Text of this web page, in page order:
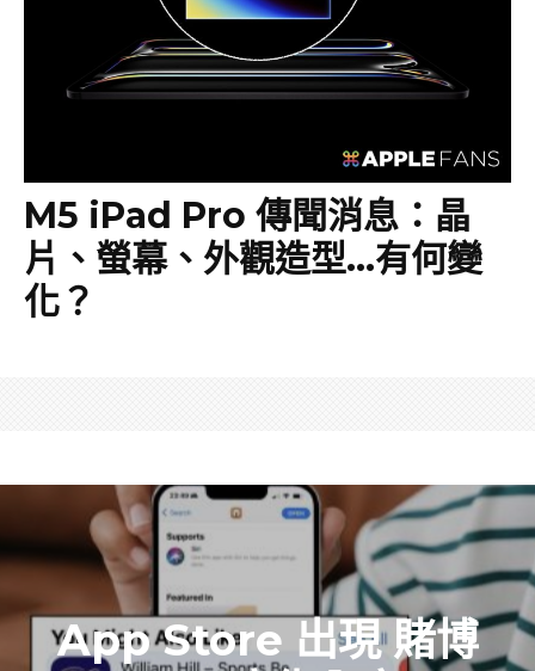
M5 iPad Pro 傳聞消息：晶
片、螢幕、外觀造型…有何變
化？
App Store 出現 賭博